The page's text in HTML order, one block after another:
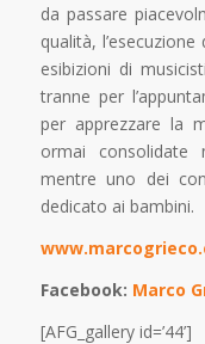
da passare
qualità,
esibizioni di
tranne per
per apprezzare la
ormai consolidate
mentre uno dei
dedicato ai bambini.
Facebook: Marco
[AFG_gallery id=’44’]